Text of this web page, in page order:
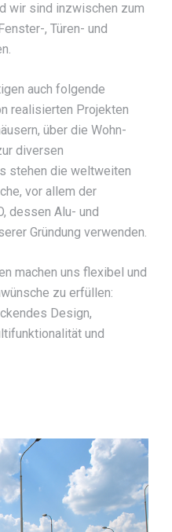
wir sind inzwischen zum
, Türen- und
auch folgende
realisierten Projekten
über die Wohn-
diversen
stehen die weltweiten
vor allem der
dessen Alu- und
Gründung verwenden.
machen uns flexibel und
zu erfüllen:
Design,
und